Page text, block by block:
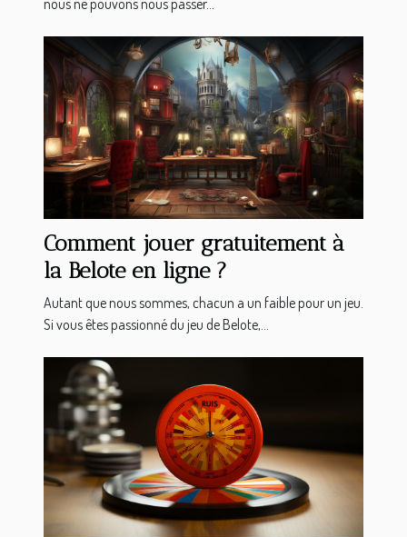
nous ne pouvons nous passer...
Comment jouer gratuitement à
la Belote en ligne ?
Autant que nous sommes, chacun a un faible pour un jeu.
Si vous êtes passionné du jeu de Belote,...